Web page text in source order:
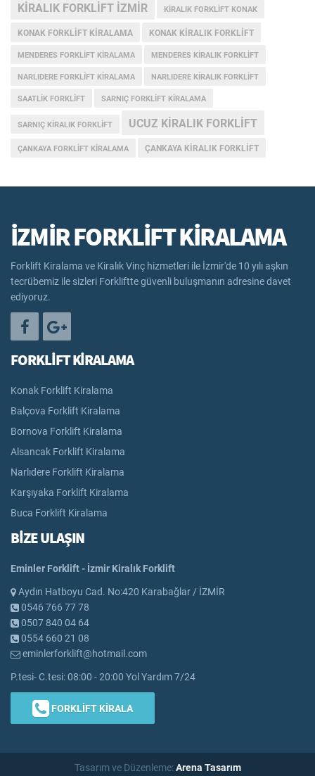
KIRALIK FORKLIFT IZMIR KIRALIK FORKLIFT KONAK
KONAK FORKLIFT KIRALAMA KONAK KIRALIK FORKLIFT
MENDERES FORKLIFT KIRALAMA MENDERES KIRALIK FORKLIFT
NARLIDERE FORKLIFT KIRALAMA NARLIDERE KIRALIK FORKLIFT
SAATLIK FORKLIFT SARNIÇ FORKLIFT KIRALAMA
SARNIÇ KIRALIK FORKLIFT UCUZ KIRALIK FORKLIFT
ÇANKAYA FORKLIFT KIRALAMA ÇANKAYA KIRALIK FORKLIFT
İZMİR FORKLİFT KİRALAMA
Forklift Kiralama ve Kiralık Vinç hizmetleri ile İzmir'de 10 yılı aşkın
tecrübemiz ile sizleri Forkliftte güvenli buluşmanın adresine davet
ediyoruz.
FORKLİFT KİRALAMA
Konak Forklift Kiralama
Balçova Forklift Kiralama
Bornova Forklift Kiralama
Alsancak Forklift Kiralama
Narlıdere Forklift Kiralama
Karşıyaka Forklift Kiralama
Buca Forklift Kiralama
BİZE ULAŞIN
Eminler Forklift - İzmir Kiralık Forklift
Aydın Hatboyu Cad. No:420 Karabağlar / İZMİR
0546 766 77 78
0507 840 04 64
0554 660 21 08
eminlerforklift@hotmail.com
P.tesi- C.tesi: 08:00 - 20:00 Yol Yardım 7/24
FORKLİFT KİRALA
Tasarım ve Düzenleme: Arena Tasarım